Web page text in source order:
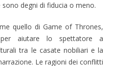
degni di fiducia o meno.
quello di Game of Thrones,
per aiutare lo spettatore a
tra le casate nobiliari e la
Le ragioni dei conflitti